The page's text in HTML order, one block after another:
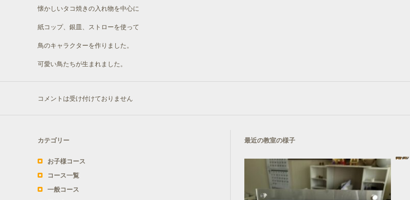
懐かしいタコ焼きの入れ物を中心に
紙コップ、銀皿、ストローを使って
鳥のキャラクターを作りました。
可愛い鳥たちが生まれました。
コメントは受け付けておりません
カテゴリー
お子様コース
コース一覧
一般コース
最近の教室の様子
鉛筆画
In コース一覧
2025年3月1日